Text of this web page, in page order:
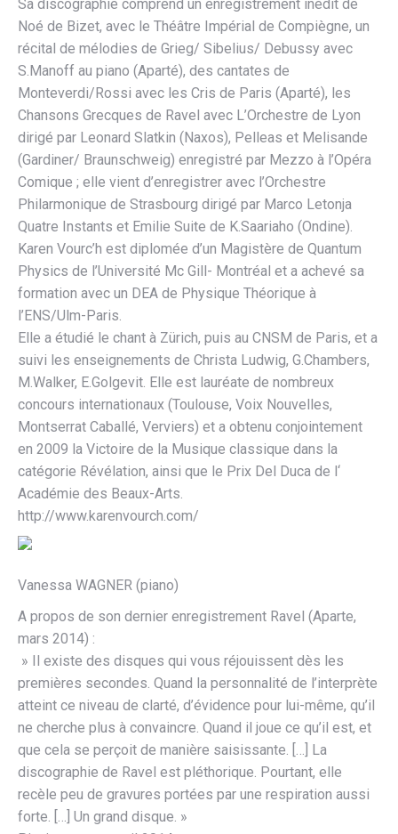
Sa discographie comprend un enregistrement inédit de
Noé de Bizet, avec le Théâtre Impérial de Compiègne, un
récital de mélodies de Grieg/ Sibelius/ Debussy avec
S.Manoff au piano (Aparté), des cantates de
Monteverdi/Rossi avec les Cris de Paris (Aparté), les
Chansons Grecques de Ravel avec L’Orchestre de Lyon
dirigé par Leonard Slatkin (Naxos), Pelleas et Melisande
(Gardiner/ Braunschweig) enregistré par Mezzo à l’Opéra
Comique ; elle vient d’enregistrer avec l’Orchestre
Philarmonique de Strasbourg dirigé par Marco Letonja
Quatre Instants et Emilie Suite de K.Saariaho (Ondine).
Karen Vourc’h est diplomée d’un Magistère de Quantum
Physics de l’Université Mc Gill- Montréal et a achevé sa
formation avec un DEA de Physique Théorique à
l’ENS/Ulm-Paris.
Elle a étudié le chant à Zürich, puis au CNSM de Paris, et a
suivi les enseignements de Christa Ludwig, G.Chambers,
M.Walker, E.Golgevit. Elle est lauréate de nombreux
concours internationaux (Toulouse, Voix Nouvelles,
Montserrat Caballé, Verviers) et a obtenu conjointement
en 2009 la Victoire de la Musique classique dans la
catégorie Révélation, ainsi que le Prix Del Duca de l‘
Académie des Beaux-Arts.
http://www.karenvourch.com/
Vanessa WAGNER (piano)
A propos de son dernier enregistrement Ravel (Aparte,
mars 2014) :
» Il existe des disques qui vous réjouissent dès les
premières secondes. Quand la personnalité de l’interprète
atteint ce niveau de clarté, d’évidence pour lui-même, qu’il
ne cherche plus à convaincre. Quand il joue ce qu’il est, et
que cela se perçoit de manière saisissante. […] La
discographie de Ravel est pléthorique. Pourtant, elle
recèle peu de gravures portées par une respiration aussi
forte. […] Un grand disque. »